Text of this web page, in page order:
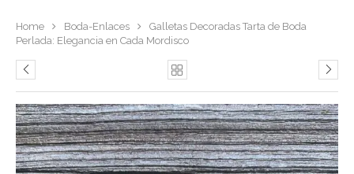
Home Boda-Enlaces
Galletas Decoradas Tarta de Boda
Perlada: Elegancia en Cada Mordisco